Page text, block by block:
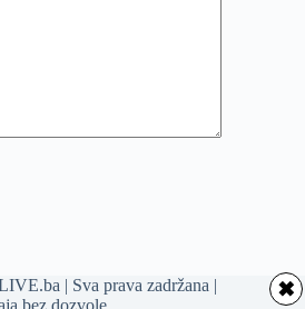
| Sva prava zadržana |
✖